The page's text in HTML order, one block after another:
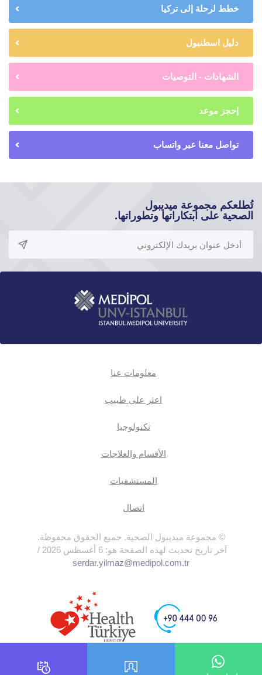
خطط لرحلة إلى تركيا
دليل اسطنبول
الشهادات - التوصيات
إحجز موعد
تواصل معنا عبر واتساب
تُطلعكم مجموعة ميديبول
الصحية على ابتكاراتها وتطوراتها.
معلومات عنا
اعثر على طبيب
تكنولوجيا
الأقسام والعلاجات
المستشفيات
اتصال
© مجموعة ميديبول الصحية. جميع الحقوق محفوظة.
آخر تاريخ تحديث لهذه الصفحة هو: 6 أغسطس 2026 /
serdar.yilmaz@medipol.com.tr